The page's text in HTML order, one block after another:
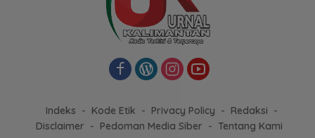
Indeks Kode Etik Privacy Policy
Redaksi
Disclaimer
Pedoman Media Siber Tentang Kami